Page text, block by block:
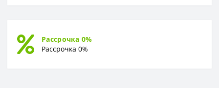
Рассрочка 0%
Рассрочка 0%